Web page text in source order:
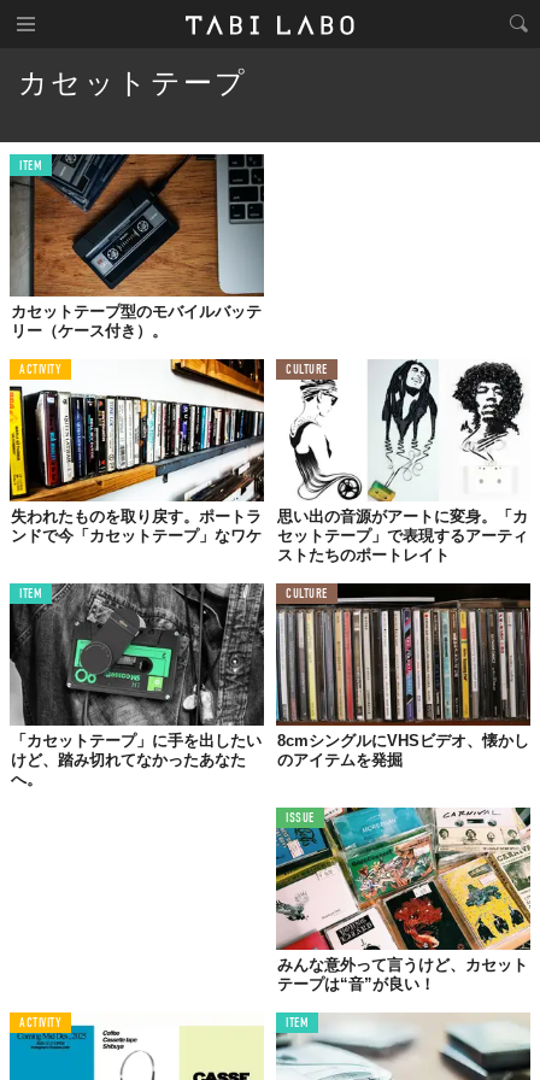
カセットテープ
ITEM
カセットテープ型のモバイルバッテ
リー（ケース付き）。
ACTIVITY
失われたものを取り戻す。ポートラ
ンドで今「カセットテープ」なワケ
CULTURE
思い出の音源がアートに変身。「カ
セットテープ」で表現するアーティ
ストたちのポートレイト
ITEM
「カセットテープ」に手を出したい
けど、踏み切れてなかったあなた
へ。
CULTURE
8cmシングルにVHSビデオ、懐かし
のアイテムを発掘
ISSUE
みんな意外って言うけど、カセット
テープは“音”が良い！
ACTIVITY ITEM